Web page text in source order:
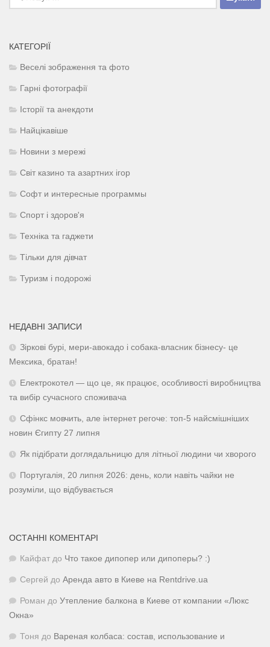
КАТЕГОРІЇ
Веселі зображення та фото
Гарні фотографії
Історії та анекдоти
Найцікавіше
Новини з мережі
Світ казино та азартних ігор
Софт и интересные программы
Спорт і здоров'я
Техніка та гаджети
Тільки для дівчат
Туризм і подорожі
НЕДАВНІ ЗАПИСИ
Зіркові бурі, мери-авокадо і собака-власник бізнесу- це
Мексика, братан!
Електрокотел — що це, як працює, особливості виробництва
та вибір сучасного споживача
Сфінкс мовчить, але інтернет регоче: топ-5 найсмішніших
новин Єгипту 27 липня
Як підібрати доглядальницю для літньої людини чи хворого
Португалія, 20 липня 2026: день, коли навіть чайки не
розуміли, що відбувається
ОСТАННІ КОМЕНТАРІ
Кайфат до Что такое дипопер или дипоперы? :)
Сергей до Аренда авто в Киеве на Rentdrive.ua
Роман до Утепление балкона в Киеве от компании «Люкс
Окна»
Тоня до Вареная колбаса: состав, использование и